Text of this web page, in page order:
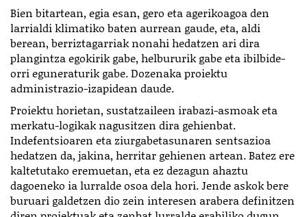
Bien bitartean, egia esan, gero eta agerikoagoa den
larrialdi klimatiko baten aurrean gaude, eta, aldi
berean, berriztagarriak nonahi hedatzen ari dira
plangintza egokirik gabe, helbururik gabe eta ibilbide-
orri eguneraturik gabe. Dozenaka proiektu
administrazio-izapidean daude.
Proiektu horietan, sustatzaileen irabazi-asmoak eta
merkatu-logikak nagusitzen dira gehienbat.
Indefentsioaren eta ziurgabetasunaren sentsazioa
hedatzen da, jakina, herritar gehienen artean. Batez ere
kaltetutako eremuetan, eta ez dezagun ahaztu
dagoeneko ia lurralde osoa dela hori. Jende askok bere
buruari galdetzen dio zein interesen arabera definitzen